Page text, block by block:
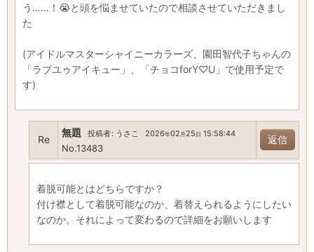
う……！😭と頭を悩ませていたので相談させていただきまし
た
(アイドルマスターシャイニーカラーズ、園田智代子ちゃんの
「ラブユゥアイキュー」、「チョコforY♡U」で使用予定で
す)
Re
無題 投稿者: うさこ 2026年02 月25 日 15:58:44
No.13483
返信
着脱可能とはどちらですか？
付け襟として着脱可能なのか、着替えられるようにしたい
なのか。それによって変わるので詳細をお願いします